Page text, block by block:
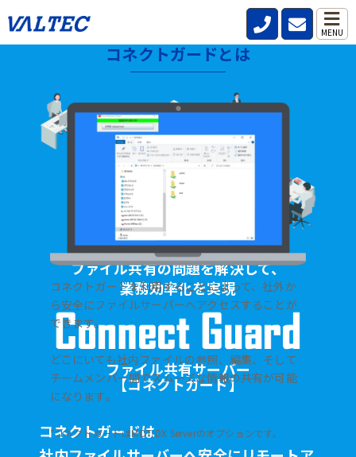
MENU
製品・サービス>ファイル共有サーバー【コネクトガード】
ファイル共有の問題を解決して、
業務効率化を実現
ファイル共有サーバー
【コネクトガード】
コネクトガードは
コネクトガードとは
コネクトガードを利用することによって、社外か
ら安全にファイルサーバーへアクセスすることが
できます。
どこにいても社内ファイルの参照、編集、そして
チームメンバー間でスムーズな情報の共有が可能
になります。
*コネクトガードはMOT/DX Serverのオプションです。